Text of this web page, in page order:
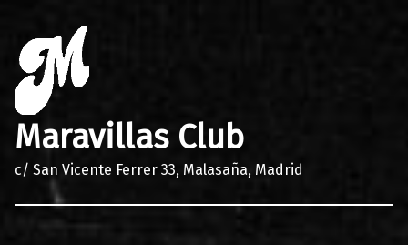
Maravillas Club
c/ San Vicente Ferrer 33, Malasaña, Madrid